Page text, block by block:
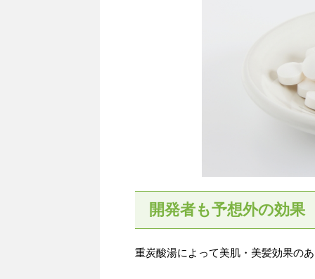
開発者も予想外の効果
重炭酸湯によって美肌・美髪効果の